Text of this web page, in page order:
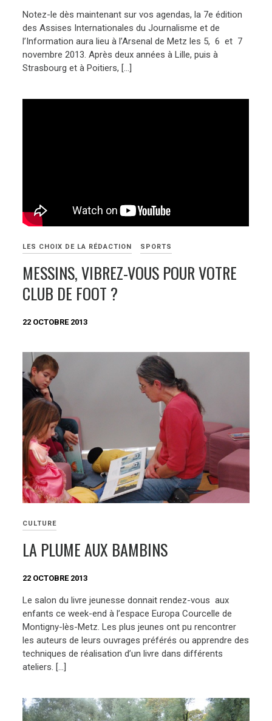
Notez-le dès maintenant sur vos agendas, la 7e édition
des Assises Internationales du Journalisme et de
l’Information aura lieu à l’Arsenal de Metz les 5, 6 et 7
novembre 2013. Après deux années à Lille, puis à
Strasbourg et à Poitiers, […]
LES CHOIX DE LA RÉDACTION SPORTS
MESSINS, VIBREZ-VOUS POUR VOTRE
CLUB DE FOOT ?
22 OCTOBRE 2013
CULTURE
LA PLUME AUX BAMBINS
22 OCTOBRE 2013
Le salon du livre jeunesse donnait rendez-vous aux
enfants ce week-end à l’espace Europa Courcelle de
Montigny-lès-Metz. Les plus jeunes ont pu rencontrer
les auteurs de leurs ouvrages préférés ou apprendre des
techniques de réalisation d’un livre dans différents
ateliers. […]